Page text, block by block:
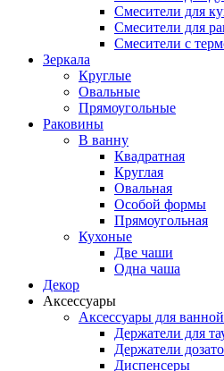
Смесители для
Смесители для
Смесители с
Зеркала
Круглые
Овальные
Прямоугольные
Раковины
В ванну
Квадратная
Круглая
Овальная
Особой формы
Прямоугольная
Кухоные
Две чаши
Одна чаша
Декор
Аксессуары
Аксессуары для ванной
Держатели для
Держатели
Диспенсеры